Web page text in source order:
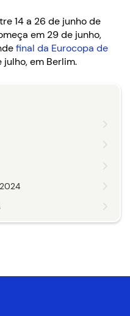
14 a 26 de junho de
em 29 de junho,
final da Eurocopa de
em Berlim.